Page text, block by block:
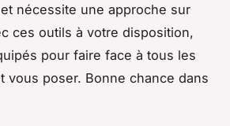
nécessite une approche sur
ces outils à votre disposition,
pour faire face à tous les
vous poser. Bonne chance dans